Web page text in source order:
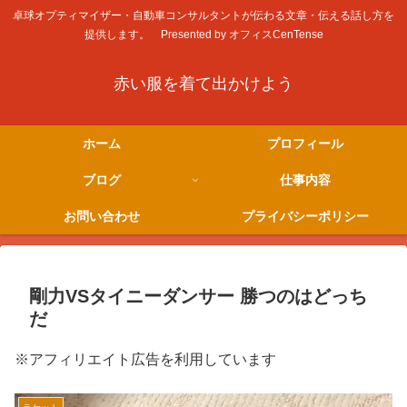
卓球オプティマイザー・自動車コンサルタントが伝わる文章・伝える話し方を
提供します。 Presented by オフィスCenTense
赤い服を着て出かけよう
ホーム プロフィール
ブログ 仕事内容
お問い合わせ プライバシーポリシー
剛力VSタイニーダンサー 勝つのはどっち
だ
※アフィリエイト広告を利用しています